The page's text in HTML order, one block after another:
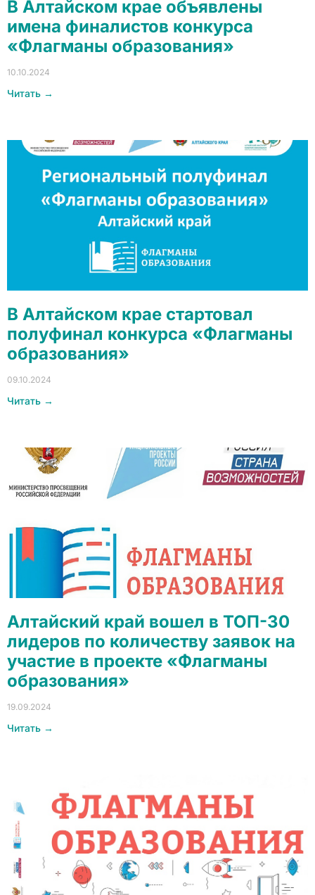
В Алтайском крае объявлены
имена финалистов конкурса
«Флагманы образования»
10.10.2024
Читать →
В Алтайском крае стартовал
полуфинал конкурса «Флагманы
образования»
09.10.2024
Читать →
Алтайский край вошел в ТОП-30
лидеров по количеству заявок на
участие в проекте «Флагманы
образования»
19.09.2024
Читать →